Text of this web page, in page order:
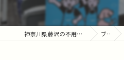
神奈川県藤沢の不用品回収なら株式会社十色 ブログ